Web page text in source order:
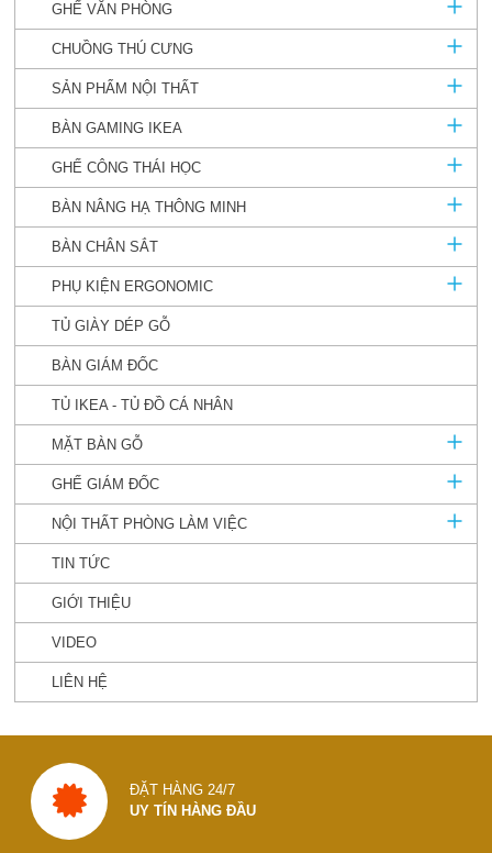
GHẾ VĂN PHÒNG
CHUỒNG THÚ CƯNG
SẢN PHẨM NỘI THẤT
BÀN GAMING IKEA
GHẾ CÔNG THÁI HỌC
BÀN NÂNG HẠ THÔNG MINH
BÀN CHÂN SẮT
PHỤ KIỆN ERGONOMIC
TỦ GIÀY DÉP GỖ
BÀN GIÁM ĐỐC
TỦ IKEA - TỦ ĐỒ CÁ NHÂN
MẶT BÀN GỖ
GHẾ GIÁM ĐỐC
NỘI THẤT PHÒNG LÀM VIỆC
TIN TỨC
GIỚI THIỆU
VIDEO
LIÊN HỆ
ĐẶT HÀNG 24/7
UY TÍN HÀNG ĐẦU